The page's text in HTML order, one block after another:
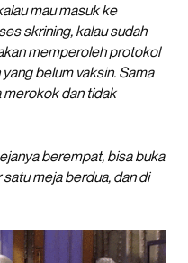
mau masuk ke
skrining, kalau sudah
memperoleh protokol
belum vaksin. Sama
dan tidak
berempat, bisa buka
meja berdua, dan di